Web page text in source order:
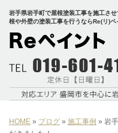
岩手県岩手町で屋根塗装工事を施工さ
根や外壁の塗装工事を行うならRe(リ)ペ
HOME » ブログ » 施工事例 » 岩